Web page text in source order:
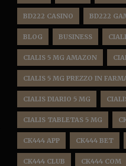
BD222 CASINO BD222
BLOG BUSINESS
CIALIS 5 MG AMAZON
CIALIS 5 MG PREZZO IN
CIALIS DIARIO 5 MG
CIALIS TABLETAS 5 MG
CK444 APP CK444 BET
CK444 CLUB CK444 COM